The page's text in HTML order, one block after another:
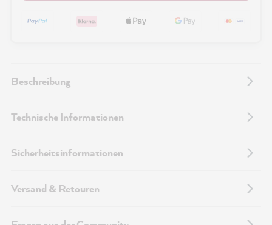
Beschreibung
Technische Informationen
Sicherheitsinformationen
Versand & Retouren